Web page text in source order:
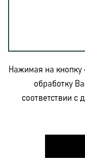
Нажимая на кнопку
обработку
соответствии с